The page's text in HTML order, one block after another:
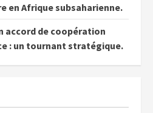
en Afrique subsaharienne.
accord de coopération
: un tournant stratégique.